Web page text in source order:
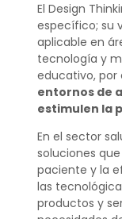
El Design
específico; su
aplicable en
tecnología y
educativo, por
entornos de
estimulen la
En el sector
soluciones
paciente y la
las
productos y